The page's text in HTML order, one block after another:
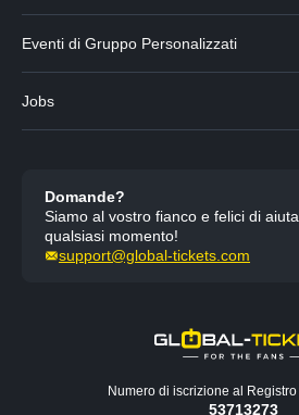
Eventi di Gruppo Personalizzati
Jobs
Domande?
Siamo al vostro fianco e felici di
qualsiasi momento!
support@global-tickets.com
Numero di iscrizione al
53713273